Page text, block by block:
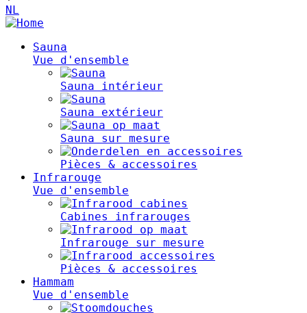
NL
Main
navigation
Sauna
Vue d'ensemble
Sauna intérieur
Sauna extérieur
Sauna sur mesure
Pièces & accessoires
Infrarouge
Vue d'ensemble
Cabines infrarouges
Infrarouge sur mesure
Pièces & accessoires
Hammam
Vue d'ensemble